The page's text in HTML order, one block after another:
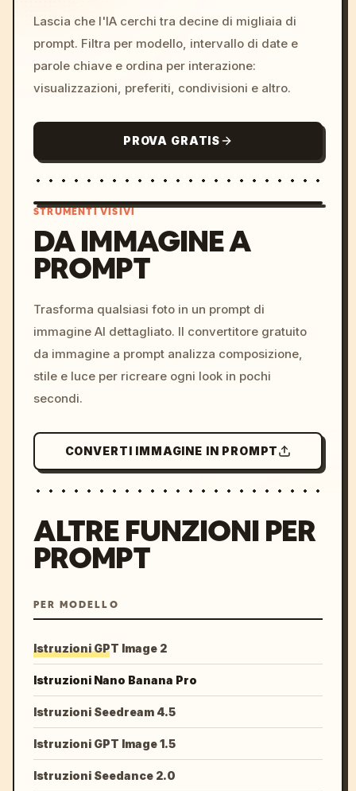
Lascia che l'IA cerchi tra decine di migliaia di
prompt. Filtra per modello, intervallo di date e
parole chiave e ordina per interazione:
visualizzazioni, preferiti, condivisioni e altro.
PROVA GRATIS
colors, 8k --v 6.0
STRUMENTI VISIVI
DA IMMAGINE A
PROMPT
Trasforma qualsiasi foto in un prompt di
immagine AI dettagliato. Il convertitore gratuito
da immagine a prompt analizza composizione,
stile e luce per ricreare ogni look in pochi
secondi.
CONVERTI IMMAGINE IN PROMPT
ALTRE FUNZIONI PER
PROMPT
PER MODELLO
Istruzioni GPT Image 2
Istruzioni Nano Banana Pro
Istruzioni Seedream 4.5
Istruzioni GPT Image 1.5
Istruzioni Seedance 2.0